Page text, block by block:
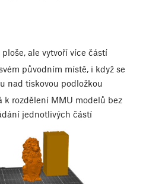
ale vytvoří více částí
původním místě, i když se
nad tiskovou podložkou
k rozdělení MMU modelů bez
jednotlivých částí